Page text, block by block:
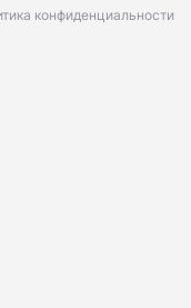
конфиденциальности